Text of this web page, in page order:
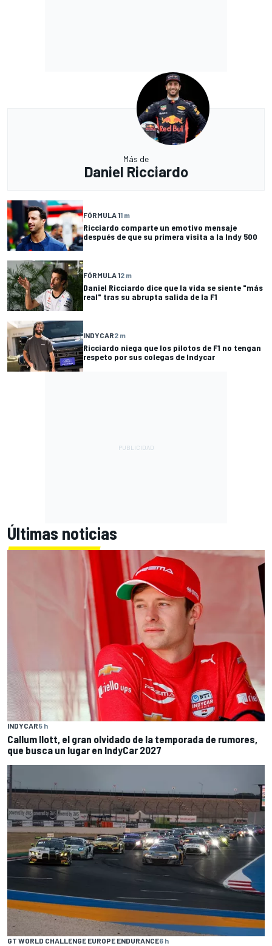
Más de
Daniel Ricciardo
FÓRMULA 11 m
Ricciardo comparte un emotivo mensaje
después de que su primera visita a la Indy 500
FÓRMULA 12 m
Daniel Ricciardo dice que la vida se siente "más
real" tras su abrupta salida de la F1
INDYCAR2 m
Ricciardo niega que los pilotos de F1 no tengan
respeto por sus colegas de Indycar
Últimas noticias
INDYCAR5 h
Callum Ilott, el gran olvidado de la temporada de rumores,
que busca un lugar en IndyCar 2027
GT WORLD CHALLENGE EUROPE ENDURANCE6 h